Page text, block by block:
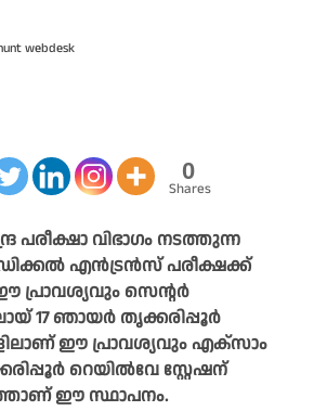
webdesk
0
Shares
പരീക്ഷാ വിഭാഗം നടത്തുന്ന
എൻട്രൻസ് പരീക്ഷക്ക്
പ്രാവശ്യവും സെന്റർ
17 ഞായർ തൃക്കരിപ്പൂർ
ഈ പ്രാവശ്യവും എക്സാം
റെയിൽവേ സ്റ്റേഷന്
ഈ സ്ഥാപനം.